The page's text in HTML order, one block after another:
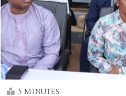
3 MINUTES